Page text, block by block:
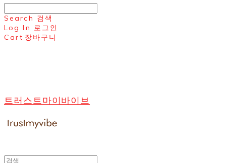
Search 검색
Log In 로그인
Cart 장바구니
트러스트마이바이브